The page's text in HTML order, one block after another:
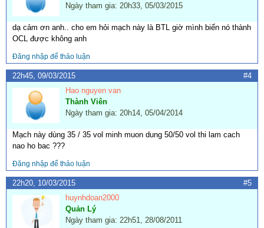
Ngày tham gia: 20h33, 05/03/2015
dạ cảm ơn anh.. cho em hỏi mạch này là BTL giờ mình biến nó thành
OCL được không anh
Đăng nhập để thảo luận
22h45, 09/03/2015
#4
Hao nguyen van
Thành Viên
Ngày tham gia: 20h14, 05/04/2014
Mạch này dùng 35 / 35 vol minh muon dung 50/50 vol thi lam cach
nao ho bac ???
Đăng nhập để thảo luận
22h20, 10/03/2015
#5
huynhdoan2000
Quản Lý
Ngày tham gia: 22h51, 28/08/2011